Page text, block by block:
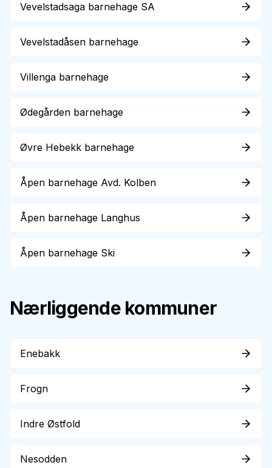
Vevelstadsaga barnehage SA
Vevelstadåsen barnehage
Villenga barnehage
Ødegården barnehage
Øvre Hebekk barnehage
Åpen barnehage Avd. Kolben
Åpen barnehage Langhus
Åpen barnehage Ski
Nærliggende kommuner
Enebakk
Frogn
Indre Østfold
Nesodden